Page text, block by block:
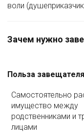
воли
Зачем нужно
Польза завещателя
Самостоятельно
имущество между
родственниками и
лицами